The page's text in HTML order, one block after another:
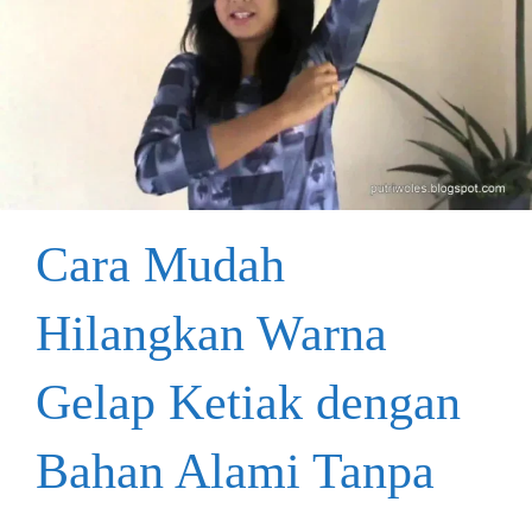
Cara Mudah
Hilangkan Warna
Gelap Ketiak dengan
Bahan Alami Tanpa